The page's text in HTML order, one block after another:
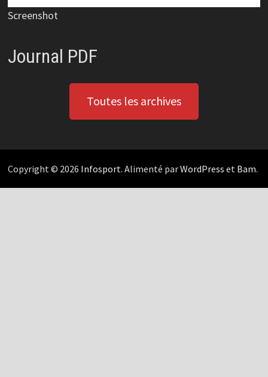
Screenshot
Journal PDF
Toutes les archives
Copyright © 2026 Infosport. Alimenté parWordPress et Bam.